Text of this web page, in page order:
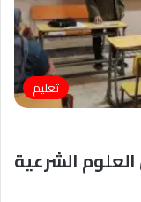
تعليم
الشرعية